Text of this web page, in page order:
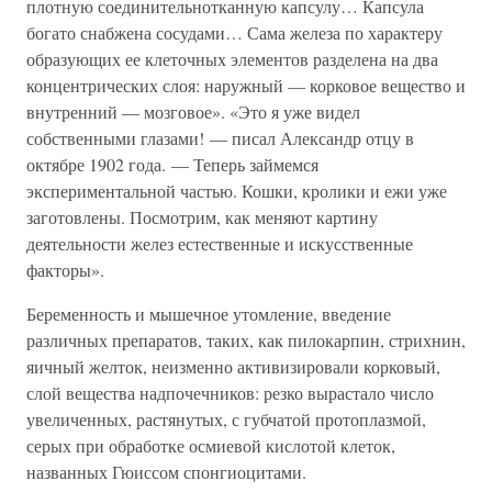
плотную соединительнотканную капсулу… Капсула
богато снабжена сосудами… Сама железа по характеру
образующих ее клеточных элементов разделена на два
концентрических слоя: наружный — корковое вещество и
внутренний — мозговое». «Это я уже видел
собственными глазами! — писал Александр отцу в
октябре 1902 года. — Теперь займемся
экспериментальной частью. Кошки, кролики и ежи уже
заготовлены. Посмотрим, как меняют картину
деятельности желез естественные и искусственные
факторы».
Беременность и мышечное утомление, введение
различных препаратов, таких, как пилокарпин, стрихнин,
яичный желток, неизменно активизировали корковый,
слой вещества надпочечников: резко вырастало число
увеличенных, растянутых, с губчатой протоплазмой,
серых при обработке осмиевой кислотой клеток,
названных Гюиссом спонгиоцитами.